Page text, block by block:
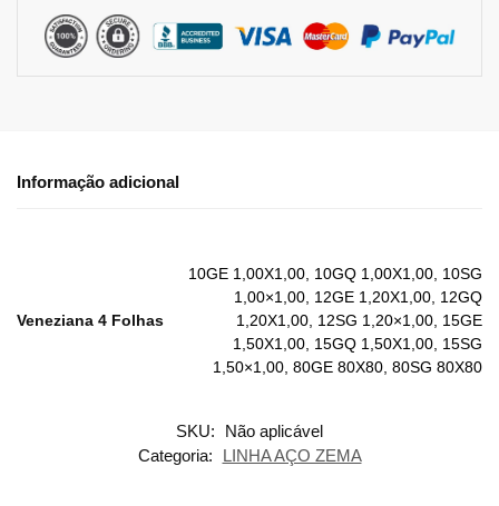
Informação adicional
Veneziana 4 Folhas
10GE 1,00X1,00, 10GQ 1,00X1,00, 10SG
1,00×1,00, 12GE 1,20X1,00, 12GQ
1,20X1,00, 12SG 1,20×1,00, 15GE
1,50X1,00, 15GQ 1,50X1,00, 15SG
1,50×1,00, 80GE 80X80, 80SG 80X80
SKU:
Não aplicável
Categoria:
LINHA AÇO ZEMA